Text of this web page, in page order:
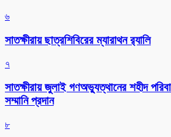
৬
সাতক্ষীরায় ছাত্রশিবিরের ম্যারাথন র‌্যালি
৭
সাতক্ষীরায় জুলাই গণঅভ্যুত্থানের শহীদ
সম্মানি প্রদান
৮